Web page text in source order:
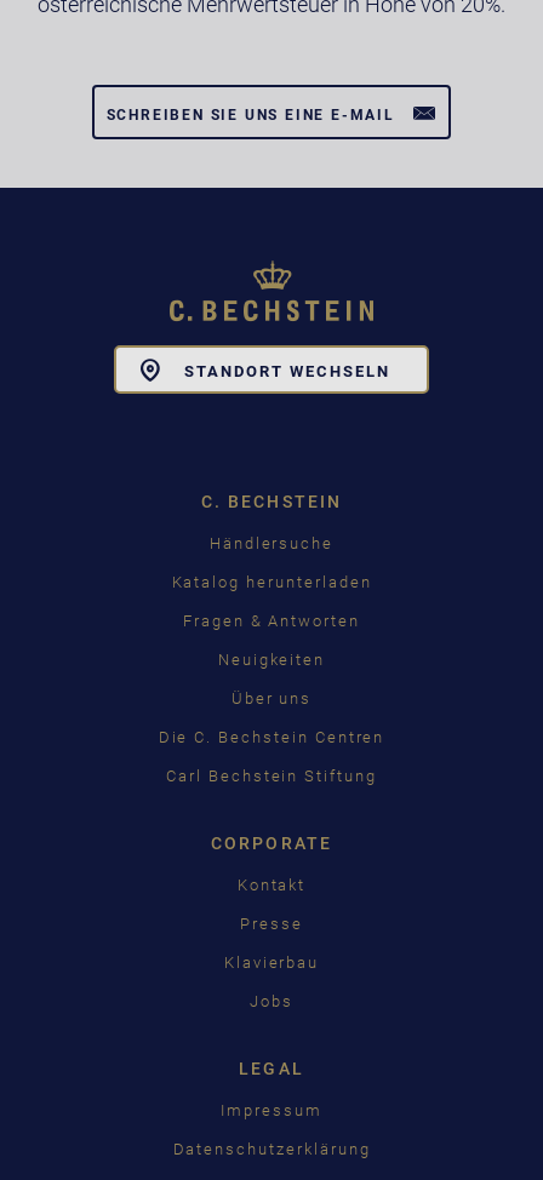
SCHREIBEN SIE UNS EINE E-MAIL
STANDORT WECHSELN
C. BECHSTEIN
Händlersuche
Katalog herunterladen
Fragen & Antworten
Neuigkeiten
Über uns
Die C. Bechstein Centren
Carl Bechstein Stiftung
CORPORATE
Kontakt
Presse
Klavierbau
Jobs
LEGAL
Impressum
Datenschutzerklärung